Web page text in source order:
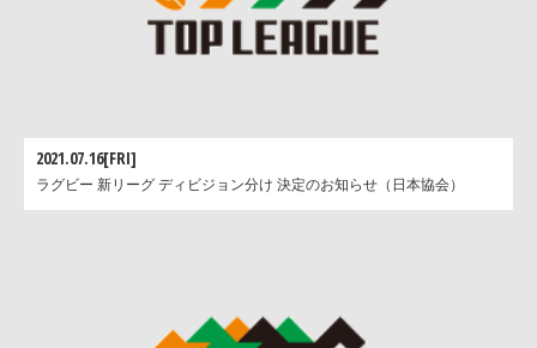
2021.07.16[FRI]
ラグビー 新リーグ ディビジョン分け 決定のお知らせ（日本協会）